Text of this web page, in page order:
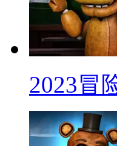
2023冒